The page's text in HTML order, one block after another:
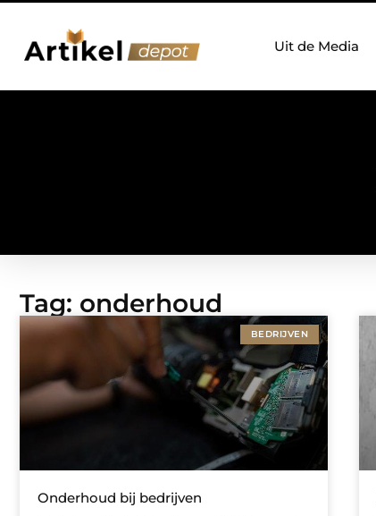
Uit de Media
Tag: onderhoud
BEDRIJVEN
Onderhoud bij bedrijven